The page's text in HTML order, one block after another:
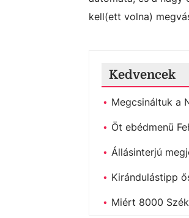
kell(ett volna)
Kedvencek
Megcsináltuk a
Öt ebédmenü
Állásinterjú
Kirándulástipp
Miért 8000